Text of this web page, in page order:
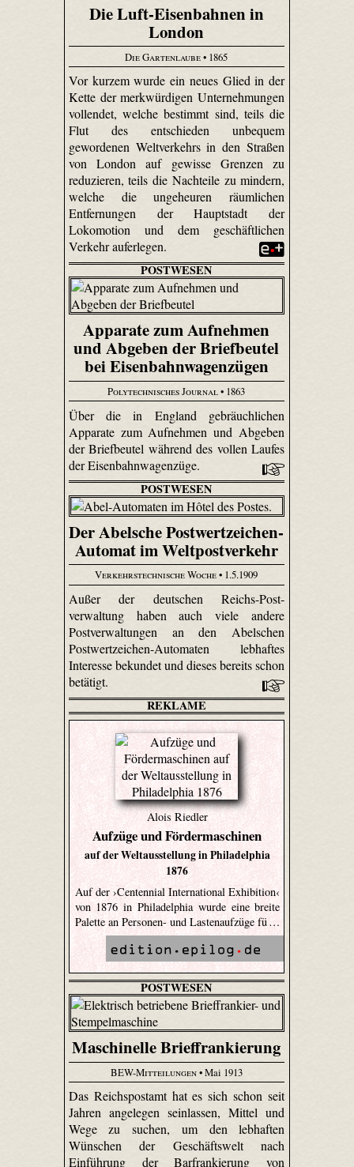
Die Luft-Eisenbahnen in
London
Die Gartenlaube• 1865
Vor kurzem wurde ein neues Glied in der
Kette der merkwürdigen Unternehmungen
vollendet, welche bestimmt sind, teils die
Flut des entschieden unbequem
gewordenen Weltverkehrs in den Straßen
von London auf gewisse Grenzen zu
reduzieren, teils die Nachteile zu mindern,
welche die ungeheuren räumlichen
Entfernungen der Hauptstadt der
Lokomotion und dem geschäftlichen
Verkehr auferlegen.
POSTWESEN
Apparate zum Aufnehmen
und Abgeben der Briefbeutel
bei Eisenbahnwagenzügen
Polytechnisches Journal• 1863
Über die in England gebräuchlichen
Apparate zum Aufnehmen und Abgeben
der Briefbeutel während des vollen Laufes
der Eisenbahnwagenzüge.
POSTWESEN
Der Abelsche Postwertzeichen-
Automat im Weltpostverkehr
Verkehrstechnische Woche• 1.5.1909
Außer der deutschen Reichs-Post­
verwaltung haben auch viele andere
Postverwaltungen an den Abelschen
Postwertzeichen-Automaten lebhaftes
Interesse bekundet und dieses bereits schon
betätigt.
REKLAME
Alois Riedler
Aufzüge und Fördermaschinen
auf der Weltausstellung in Philadelphia
1876
Auf der ›Centennial International Exhibition‹
von 1876 in Philadelphia wurde eine breite
Palette an Personen- und Lastenaufzüge fü …
POSTWESEN
Maschinelle Brieffrankierung
BEW-Mitteilungen• Mai 1913
Das Reichspostamt hat es sich schon seit
Jahren angelegen seinlassen, Mittel und
Wege zu suchen, um den lebhaften
Wünschen der Geschäftswelt nach
Einführung der Barfrankierung von